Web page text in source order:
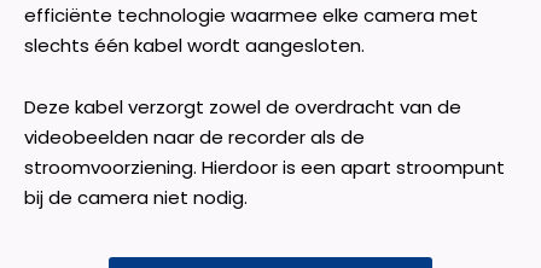
efficiënte technologie waarmee elke camera met
slechts één kabel wordt aangesloten.
Deze kabel verzorgt zowel de overdracht van de
videobeelden naar de recorder als de
stroomvoorziening. Hierdoor is een apart stroompunt
bij de camera niet nodig.